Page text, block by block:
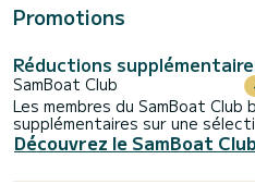
Promotions
Réductions
SamBoat Club
Les membres du SamBoat
supplémentaires sur une
Découvrez le SamBoat